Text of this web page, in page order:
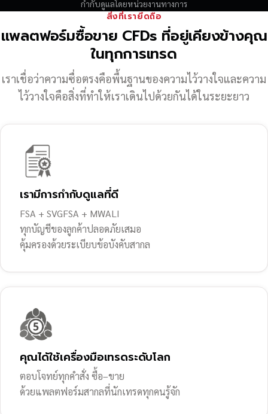
กำกับดูแลโดยหน่วยงานทางการ
สิ่งที่เรายึดถือ
แพลตฟอร์มซื้อขาย CFDs ที่อยู่เคียงข้างคุณ
ในทุกการเทรด
เราเชื่อว่าความซื่อตรงคือพื้นฐานของความไว้วางใจและความ
ไว้วางใจคือสิ่งที่ทำให้เราเดินไปด้วยกันได้ในระยะยาว
เรามีการกำกับดูแลที่ดี
FSA + SVGFSA + MWALI
ทุกบัญชีของลูกค้าปลอดภัยเสมอ
คุ้มครองด้วยระเบียบข้อบังคับสากล
คุณได้ใช้เครื่องมือเทรดระดับโลก
ตอบโจทย์ทุกคำสั่ง ซื้อ–ขาย
ด้วยแพลตฟอร์มสากลที่นักเทรดทุกคนรู้จัก